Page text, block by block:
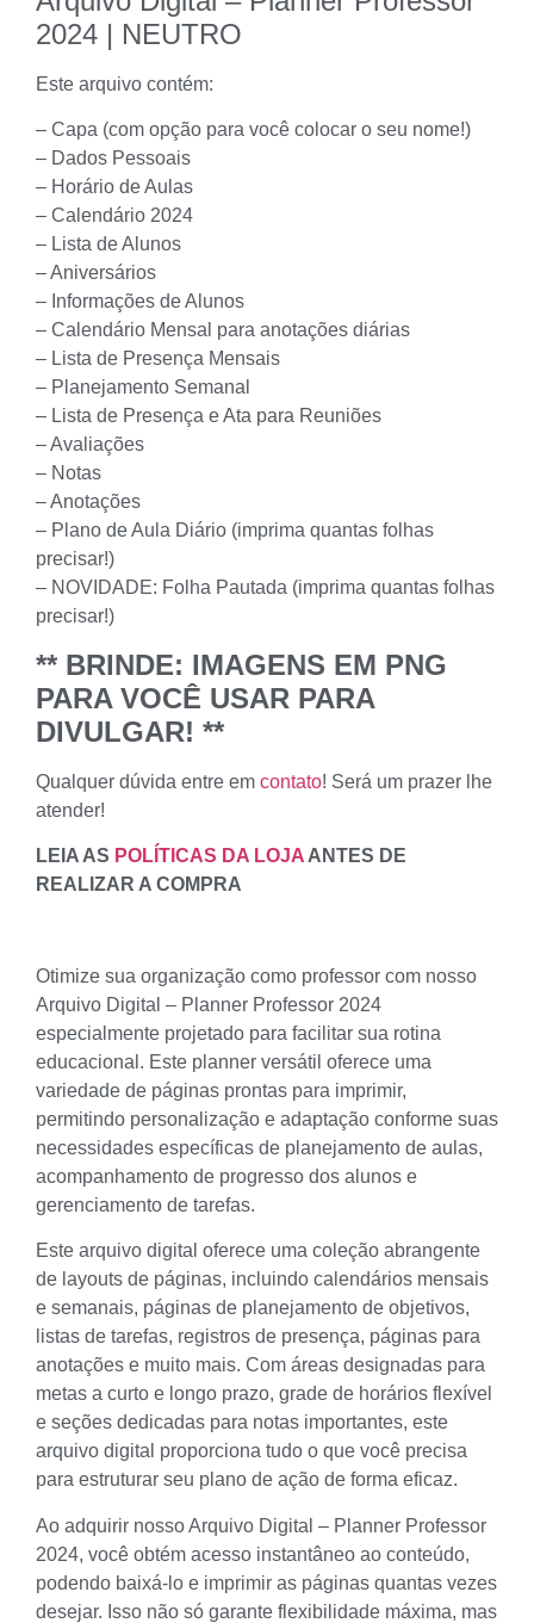
2024 | NEUTRO
Este arquivo contém:
– Capa (com opção para você colocar o seu nome!)
– Dados Pessoais
– Horário de Aulas
– Calendário 2024
– Lista de Alunos
– Aniversários
– Informações de Alunos
– Calendário Mensal para anotações diárias
– Lista de Presença Mensais
– Planejamento Semanal
– Lista de Presença e Ata para Reuniões
– Avaliações
– Notas
– Anotações
– Plano de Aula Diário (imprima quantas folhas
precisar!)
– NOVIDADE: Folha Pautada (imprima quantas folhas
precisar!)
** BRINDE: IMAGENS EM PNG
PARA VOCÊ USAR PARA
DIVULGAR! **
Qualquer dúvida entre em contato! Será um prazer lhe
atender!
LEIA AS POLÍTICAS DA LOJA ANTES DE
REALIZAR A COMPRA
Otimize sua organização como professor com nosso
Arquivo Digital – Planner Professor 2024
especialmente projetado para facilitar sua rotina
educacional. Este planner versátil oferece uma
variedade de páginas prontas para imprimir,
permitindo personalização e adaptação conforme suas
necessidades específicas de planejamento de aulas,
acompanhamento de progresso dos alunos e
gerenciamento de tarefas.
Este arquivo digital oferece uma coleção abrangente
de layouts de páginas, incluindo calendários mensais
e semanais, páginas de planejamento de objetivos,
listas de tarefas, registros de presença, páginas para
anotações e muito mais. Com áreas designadas para
metas a curto e longo prazo, grade de horários flexível
e seções dedicadas para notas importantes, este
arquivo digital proporciona tudo o que você precisa
para estruturar seu plano de ação de forma eficaz.
Ao adquirir nosso Arquivo Digital – Planner Professor
2024, você obtém acesso instantâneo ao conteúdo,
podendo baixá-lo e imprimir as páginas quantas vezes
desejar. Isso não só garante flexibilidade máxima, mas